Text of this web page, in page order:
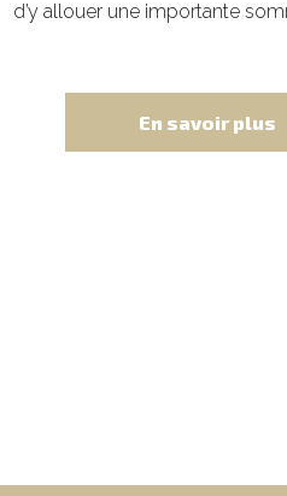
d’y allouer une importante
En savoir plus